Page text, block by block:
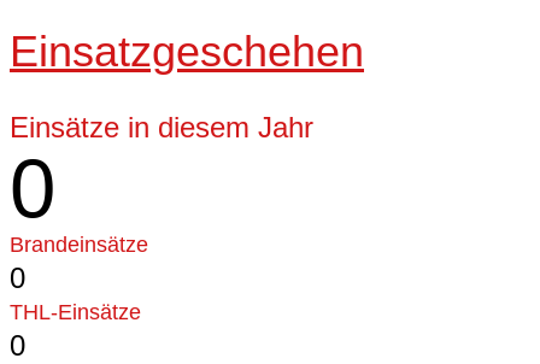
Einsatzgeschehen
Einsätze in diesem Jahr
0
Brandeinsätze
0
THL-Einsätze
0